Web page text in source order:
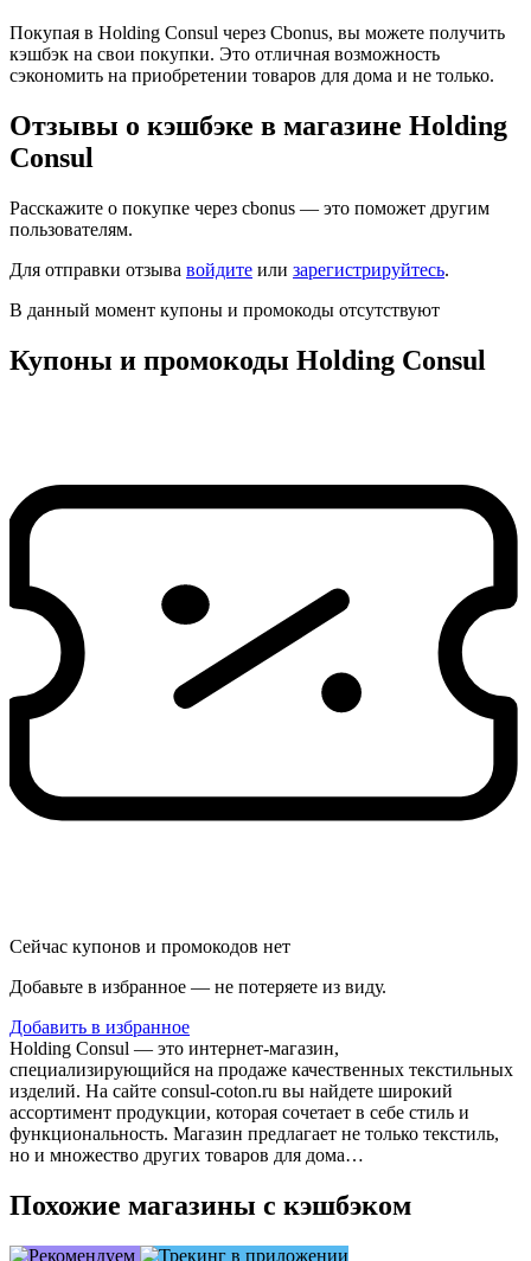
Покупая в Holding Consul через Cbonus, вы можете получить
кэшбэк на свои покупки. Это отличная возможность
сэкономить на приобретении товаров для дома и не только.
Отзывы о кэшбэке в магазине Holding
Consul
Расскажите о покупке через cbonus — это поможет другим
пользователям.
Для отправки отзыва войдите или зарегистрируйтесь.
В данный момент купоны и промокоды отсутствуют
Купоны и промокоды Holding Consul
Сейчас купонов и промокодов нет
Добавьте в избранное — не потеряете из виду.
Добавить в избранное
Holding Consul — это интернет-магазин,
специализирующийся на продаже качественных текстильных
изделий. На сайте consul-coton.ru вы найдете широкий
ассортимент продукции, которая сочетает в себе стиль и
функциональность. Магазин предлагает не только текстиль,
но и множество других товаров для дома…
Похожие магазины с кэшбэком